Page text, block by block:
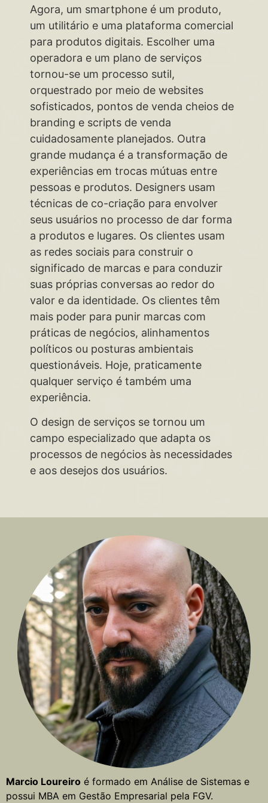
Agora, um smartphone é um produto,
um utilitário e uma plataforma comercial
para produtos digitais. Escolher uma
operadora e um plano de serviços
tornou-se um processo sutil,
orquestrado por meio de websites
sofisticados, pontos de venda cheios de
branding e scripts de venda
cuidadosamente planejados. Outra
grande mudança é a transformação de
experiências em trocas mútuas entre
pessoas e produtos. Designers usam
técnicas de co-criação para envolver
seus usuários no processo de dar forma
a produtos e lugares. Os clientes usam
as redes sociais para construir o
significado de marcas e para conduzir
suas próprias conversas ao redor do
valor e da identidade. Os clientes têm
mais poder para punir marcas com
práticas de negócios, alinhamentos
políticos ou posturas ambientais
questionáveis. Hoje, praticamente
qualquer serviço é também uma
experiência.
O design de serviços se tornou um
campo especializado que adapta os
processos de negócios às necessidades
e aos desejos dos usuários.
Marcio Loureiro é formado em Análise de Sistemas e
possui MBA em Gestão Empresarial pela FGV.